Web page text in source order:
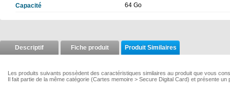
Capacité
64 Go
Descriptif Fiche produit Produit Similaires
Les produits suivants possèdent des caractéristiques similaires au produit que vous
Il fait partie de la même catégorie (Cartes memoire > Secure Digital Card) et présente un